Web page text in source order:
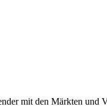
mit den Märkten und